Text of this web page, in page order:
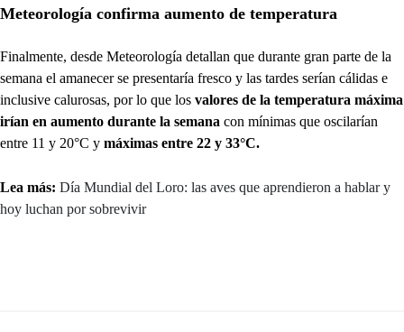
Meteorología confirma aumento de temperatura
Finalmente, desde Meteorología detallan que durante gran parte de la
semana el amanecer se presentaría fresco y las tardes serían cálidas e
inclusive calurosas, por lo que los valores de la temperatura máxima
irían en aumento durante la semana con mínimas que oscilarían
entre 11 y 20°C y máximas entre 22 y 33°C.
Lea más: Día Mundial del Loro: las aves que aprendieron a hablar y
hoy luchan por sobrevivir